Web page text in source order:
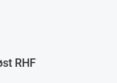
RHF